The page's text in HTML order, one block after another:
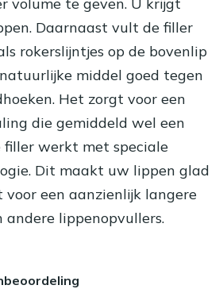
Daarnaast vult de filler
rokerslijntjes op de bovenlip
middel goed tegen
Het zorgt voor een
die gemiddeld wel een
filler werkt met speciale
Dit maakt uw lippen glad
voor een aanzienlijk langere
lippenopvullers.